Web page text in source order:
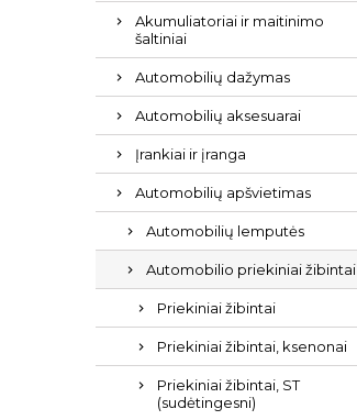
Akumuliatoriai ir maitinimo
šaltiniai
Automobilių dažymas
Automobilių aksesuarai
Įrankiai ir įranga
Automobilių apšvietimas
Automobilių lemputės
Automobilio priekiniai žibintai
Priekiniai žibintai
Priekiniai žibintai, ksenonai
Priekiniai žibintai, ST
(sudėtingesni)